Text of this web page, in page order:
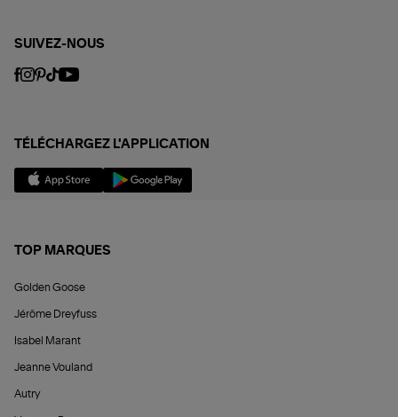
SUIVEZ-NOUS
TÉLÉCHARGEZ L'APPLICATION
TOP MARQUES
Golden Goose
Jérôme Dreyfuss
Isabel Marant
Jeanne Vouland
Autry